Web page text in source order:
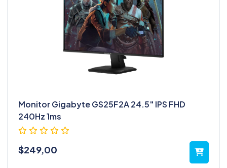
Monitor Gigabyte GS25F2A 24.5" IPS FHD
240Hz 1ms
$249,00